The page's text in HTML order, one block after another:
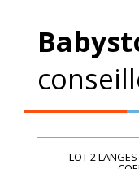
LOT 2